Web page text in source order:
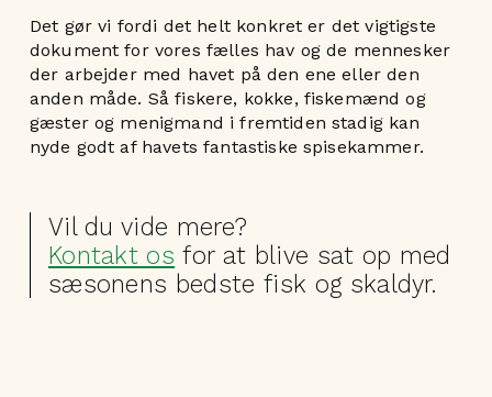
Det gør vi fordi det helt konkret er det vigtigste
dokument for vores fælles hav og de mennesker
der arbejder med havet på den ene eller den
anden måde. Så fiskere, kokke, fiskemænd og
gæster og menigmand i fremtiden stadig kan
nyde godt af havets fantastiske spisekammer.
Vil du vide mere?
Kontakt os for at blive sat op med
sæsonens bedste fisk og skaldyr.